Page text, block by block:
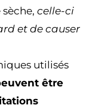
celle-ci
et de causer
utilisés
être